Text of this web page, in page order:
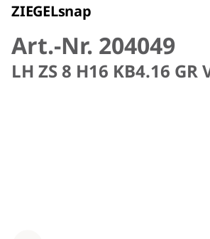
ZIEGELsnap
Art.-Nr. 204049
LH ZS 8 H16 KB4.16 GR